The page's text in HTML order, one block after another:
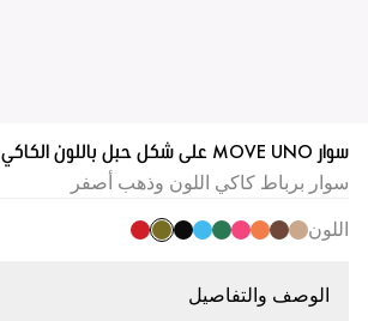
سوار MOVE UNO على شكل حبل باللون الكاكي
سوار برباط كاكي اللون وذهب أصفر
اللون
الوصف والتفاصيل